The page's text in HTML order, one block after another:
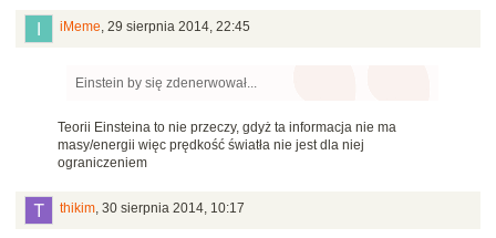
iMeme, 29 sierpnia 2014, 22:45
Einstein by się zdenerwował...
Teorii Einsteina to nie przeczy, gdyż ta informacja nie ma
masy/energii więc prędkość światła nie jest dla niej
ograniczeniem
thikim, 30 sierpnia 2014, 10:17